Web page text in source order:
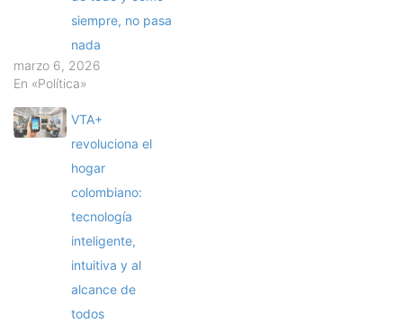
siempre, no pasa
nada
marzo 6, 2026
En «Política»
VTA+
revoluciona el
hogar
colombiano:
tecnología
inteligente,
intuitiva y al
alcance de
todos